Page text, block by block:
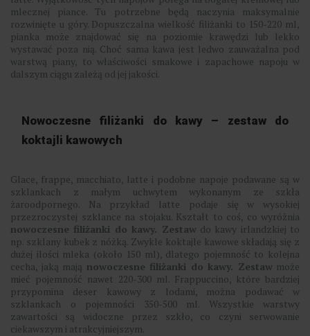
mlecznej piance. Tu potrzebne będą naczynia maksymalnie
rozwinięte u góry. Dopuszczalna wielkość filiżanki to 150-220 ml,
pianka może znajdować się na poziomie krawędzi lub lekko
wystawać poza nią. Choć sama kawa jest ledwo zauważalna pod
warstwą piany, to właściwości smakowe i zapachowe napoju w
dalszym ciągu zależą od jej jakości.
Nowoczesne filiżanki do kawy – zestaw do
koktajli kawowych
Glace, frappe, macchiato, latte i podobne napoje podawane są w
szklankach z małym uchwytem wykonanym ze szkła
żaroodpornego. Na przykład latte podaje się w wysokiej
przezroczystej szklance na stojaku. Kształt to coś, co wyróżnia
nowoczesne filiżanki do kawy. Zestawdo kawy irlandzkiej to
np. szklany kubek z nóżką. Zwykle koktajle kawowe składają się z
dużej ilości mleka (około 150 ml), dlatego pojemność to kolejna
cecha, jaką mają nowoczesne filiżanki do kawy. Zestawmoże
mieć pojemność nawet 220-300 ml. Frappuccino, które bardziej
przypomina deser kawowy z lodami, można podawać w
szklankach o pojemności 350-500 ml. Wszystkie warstwy
zawartości są widoczne przez szkło, co czyni serwowanie
ciekawszym i atrakcyjniejszym.